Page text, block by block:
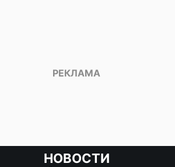
НОВОСТИ